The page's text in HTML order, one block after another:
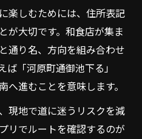
楽しむためには、住所表記
が大切です。和食店が集ま
通り名、方向を組み合わせ
ば「河原町通御池下る」
進むことを意味します。
現地で道に迷うリスクを減
リでルートを確認するのが